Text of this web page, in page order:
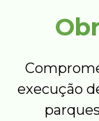
execução